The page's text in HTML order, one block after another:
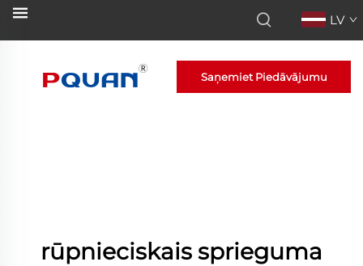
LV
Saņemiet Piedāvājumu
rūpnieciskais sprieguma